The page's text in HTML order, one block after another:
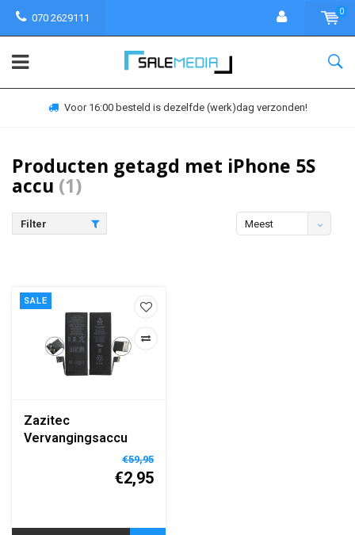
070 2629111
0
Voor 16:00 besteld is dezelfde (werk)dag verzonden!
Producten getagd met iPhone 5S
accu (1)
Filter
Meest
SALE
Zazitec
Vervangingsaccu
voor iPhone 5S/5C –
1560mAh – met Mini
€59,95
€2,95